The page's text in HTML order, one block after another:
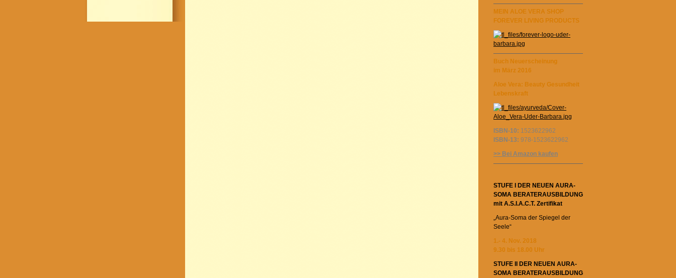
MEIN ALOE VERA SHOP
FOREVER LIVING PRODUCTS
Buch Neuerscheinung
im März 2016
Aloe Vera: Beauty Gesundheit
Lebenskraft
ISBN-10: 1523622962
ISBN-13: 978-1523622962
>> Bei Amazon kaufen
STUFE I DER NEUEN AURA-
SOMA BERATERAUSBILDUNG
mit A.S.I.A.C.T. Zertifikat
„Aura-Soma der Spiegel der
Seele“
1.- 4. Nov. 2018
9.30 bis 18.00 Uhr
STUFE II DER NEUEN AURA-
SOMA BERATERAUSBILDUNG